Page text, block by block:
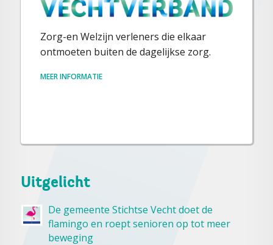
Zorg-en Welzijn verleners die elkaar
ontmoeten buiten de dagelijkse zorg.
MEER INFORMATIE
Uitgelicht
De gemeente Stichtse Vecht doet de
flamingo en roept senioren op tot meer
beweging